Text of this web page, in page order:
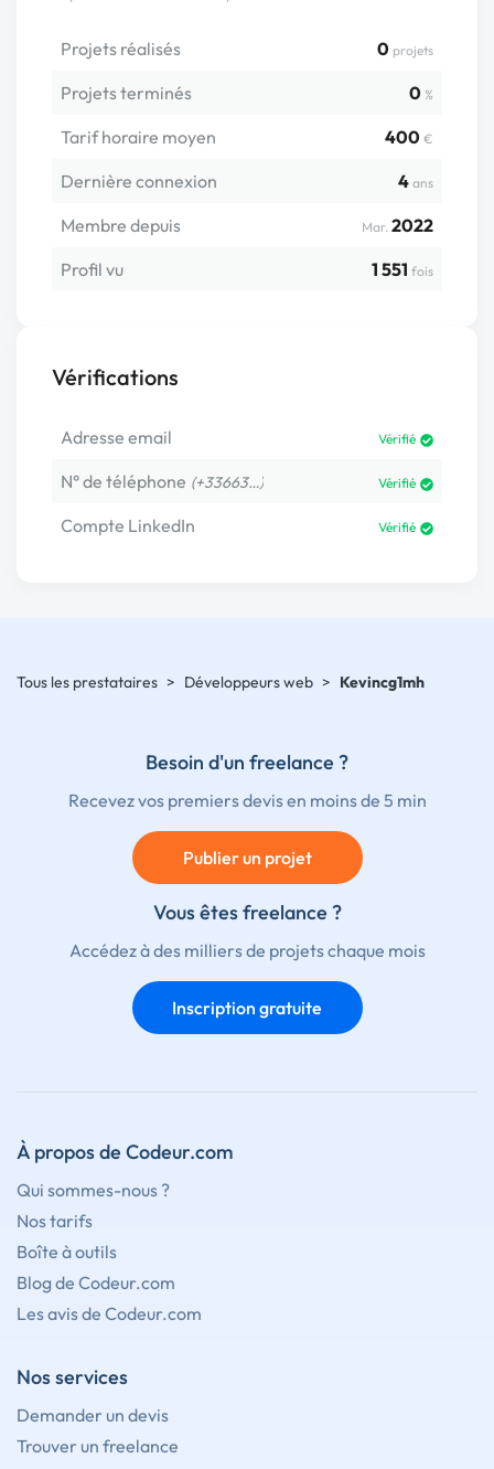
Projets réalisés 0 projets
Projets terminés 0 %
Tarif horaire moyen 400 €
Dernière connexion 4 ans
Membre depuis Mar. 2022
Profil vu
1 551 fois
Vérifications
Adresse email Vérifié
N° de téléphone (+33663…) Vérifié
Compte LinkedIn Vérifié
Tous les prestataires > Développeurs web > Kevincg1mh
Besoin d'un freelance ?
Recevez vos premiers devis en moins de 5 min
Publier un projet
Vous êtes freelance ?
Accédez à des milliers de projets chaque mois
Inscription gratuite
À propos de Codeur.com
Qui sommes-nous ?
Nos tarifs
Boîte à outils
Blog de Codeur.com
Les avis de Codeur.com
Nos services
Demander un devis
Trouver un freelance